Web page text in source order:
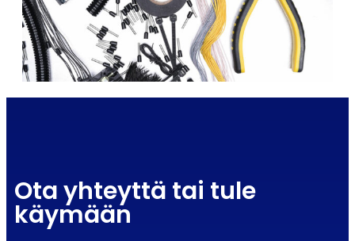
Ota yhteyttä tai tule
käymään